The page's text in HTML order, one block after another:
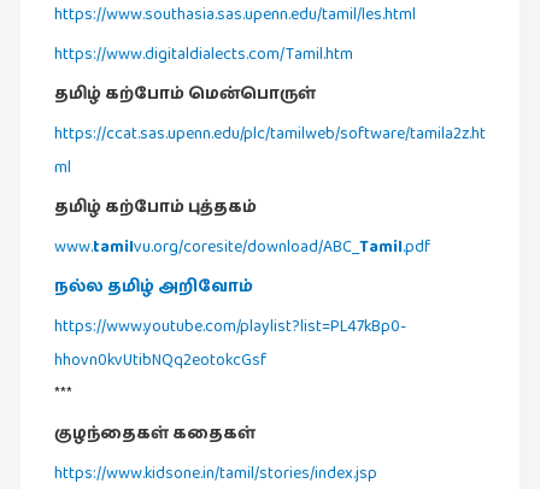
இலக்கியம்
இன்னொரு
கவிதை
இலக்கியப்
பேருரைகள்
ஊடகம்
எனக்குப்
பிடித்த
கதைகள்
https://www.southasia.sas.upenn.edu/tamil/les.html
https://www.digitaldialects.com/Tamil.htm
தமிழ் கற்போம் மென்பொருள்
https://ccat.sas.upenn.edu/plc/tamilweb/software/tamila2z.ht
ml
தமிழ் கற்போம்புத்தகம்
www.tamilvu.org/coresite/download/ABC_Tamil.pdf
நல்ல தமிழ் அறிவோம்
https://www.youtube.com/playlist?list=PL47kBp0-
hhovn0kvUtibNQq2eotokcGsf
***
குழந்தைகள் கதைகள்
https://www.kidsone.in/tamil/stories/index.jsp